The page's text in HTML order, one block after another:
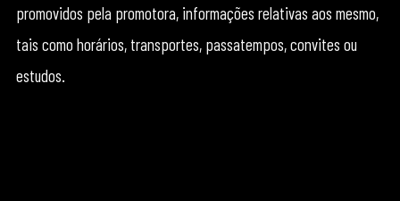
promovidos pela promotora, informações relativas aos mesmo,
tais como horários, transportes, passatempos, convites ou
estudos.